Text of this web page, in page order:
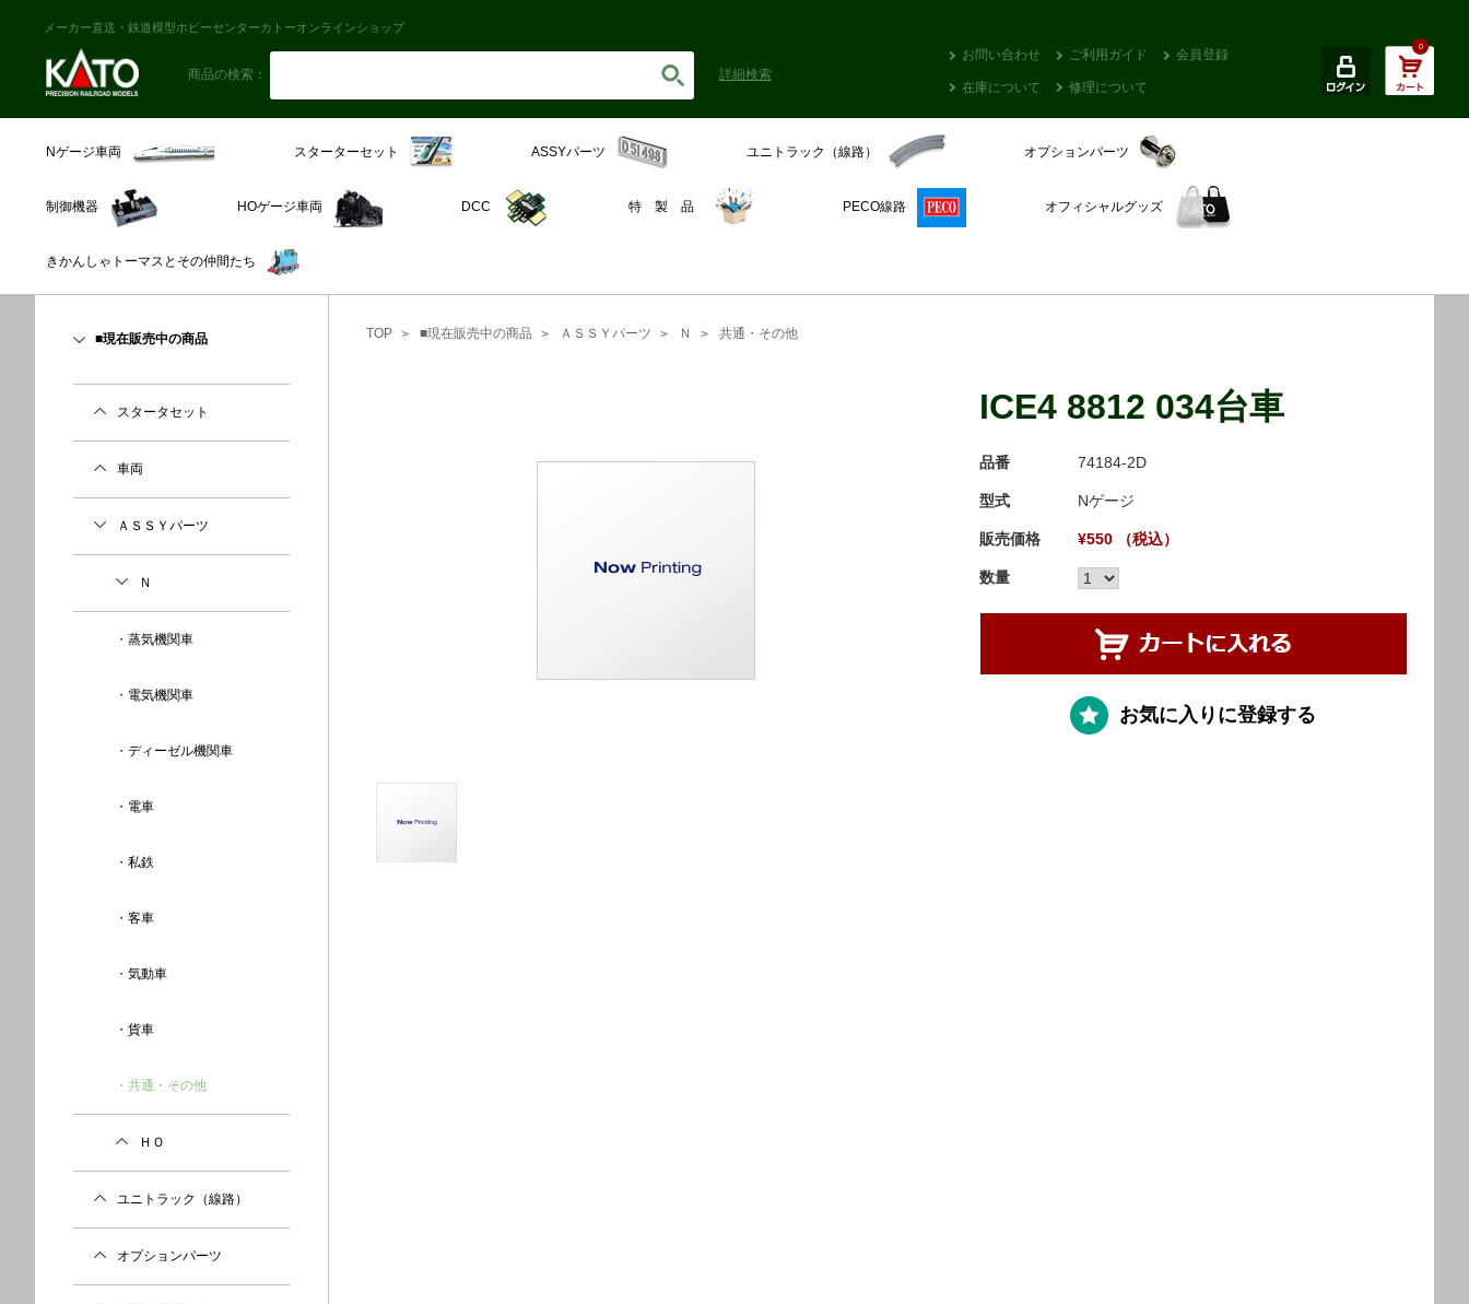
メーカー直送・鉄道模型ホビーセンターカトーオンラインショップ
商品の検索： 詳細検索
お問い合わせ ご利用ガイド 会員登録
在庫について 修理について
0
Nゲージ車両 スターターセット ASSYパーツ ユニトラック（線路） オプションパーツ
制御機器 HOゲージ車両 DCC 特 製 品 PECO線路 オフィシャルグッズ
きかんしゃトーマスとその仲間たち
TOP ■現在販売中の商品 ＡＳＳＹパーツ Ｎ 共通・その他
ICE4 8812 034台車
品番 74184-2D
型式 Nゲージ
販売価格 ¥550 （税込）
数量
お気に入りに登録する
■現在販売中の商品
スタータセット
車両
ＡＳＳＹパーツ
Ｎ
蒸気機関車
電気機関車
ディーゼル機関車
電車
私鉄
客車
気動車
貨車
共通・その他
ＨＯ
ユニトラック（線路）
オプションパーツ